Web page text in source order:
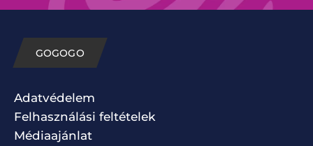
GOGOGO
Adatvédelem
Felhasználási feltételek
Médiaajánlat